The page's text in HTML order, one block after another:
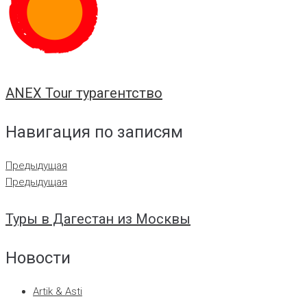
ANEX Tour турагентство
Навигация по записям
Предыдущая
Предыдущая
Туры в Дагестан из Москвы
Новости
Artik & Asti